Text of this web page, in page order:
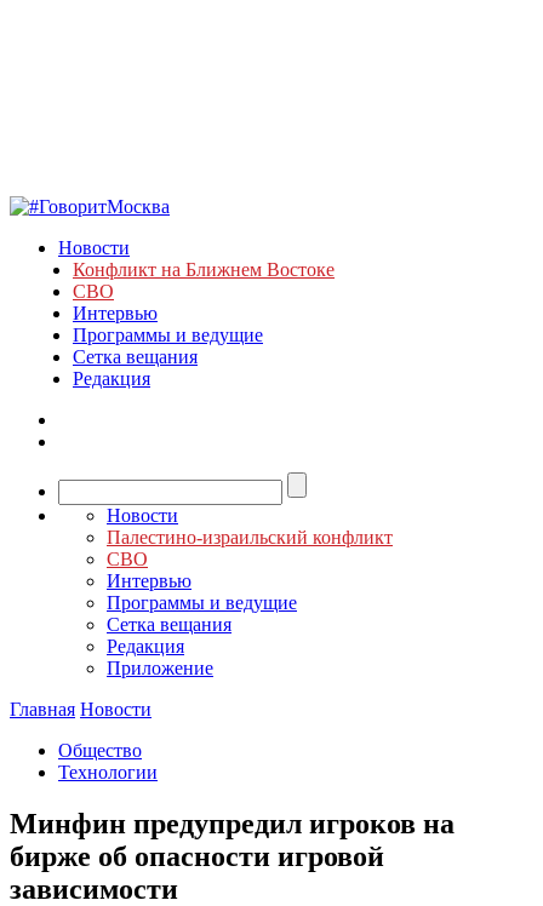
Новости
Конфликт на Ближнем Востоке
СВО
Интервью
Программы и ведущие
Сетка вещания
Редакция
Новости
Палестино-израильский конфликт
СВО
Интервью
Программы и ведущие
Сетка вещания
Редакция
Приложение
Главная Новости
Общество
Технологии
Минфин предупредил игроков на
бирже об опасности игровой
зависимости